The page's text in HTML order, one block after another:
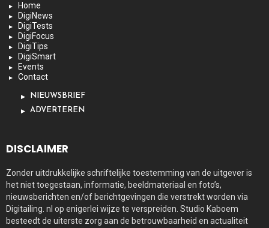
Home
DigiNews
DigiTests
DigiFocus
DigiTips
DigiSmart
Events
Contact
NIEUWSBRIEF
ADVERTEREN
DISCLAIMER
Zonder uitdrukkelijke schriftelijke toestemming van de uitgever is
het niet toegestaan, informatie, beeldmateriaal en foto’s,
nieuwsberichten en/of berichtgevingen die verstrekt worden via
Digitailing. nl op enigerlei wijze te verspreiden. Studio Kaboem
besteedt de uiterste zorg aan de betrouwbaarheid en actualiteit